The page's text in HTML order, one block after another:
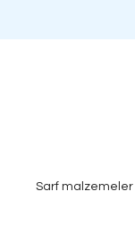
Sarf malzemeler